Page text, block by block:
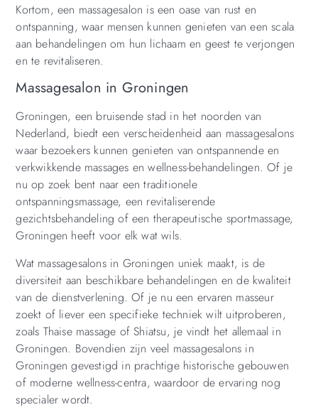
Kortom, een massagesalon is een oase van rust en
ontspanning, waar mensen kunnen genieten van een scala
aan behandelingen om hun lichaam en geest te verjongen
en te revitaliseren.
Massagesalon in Groningen
Groningen, een bruisende stad in het noorden van
Nederland, biedt een verscheidenheid aan massagesalons
waar bezoekers kunnen genieten van ontspannende en
verkwikkende massages en wellness-behandelingen. Of je
nu op zoek bent naar een traditionele
ontspanningsmassage, een revitaliserende
gezichtsbehandeling of een therapeutische sportmassage,
Groningen heeft voor elk wat wils.
Wat massagesalons in Groningen uniek maakt, is de
diversiteit aan beschikbare behandelingen en de kwaliteit
van de dienstverlening. Of je nu een ervaren masseur
zoekt of liever een specifieke techniek wilt uitproberen,
zoals Thaise massage of Shiatsu, je vindt het allemaal in
Groningen. Bovendien zijn veel massagesalons in
Groningen gevestigd in prachtige historische gebouwen
of moderne wellness-centra, waardoor de ervaring nog
specialer wordt.